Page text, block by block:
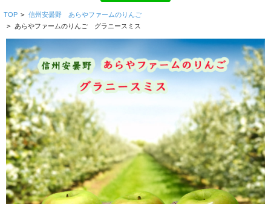
TOP > 信州安曇野 あらやファームのりんご
> あらやファームのりんご グラニースミス